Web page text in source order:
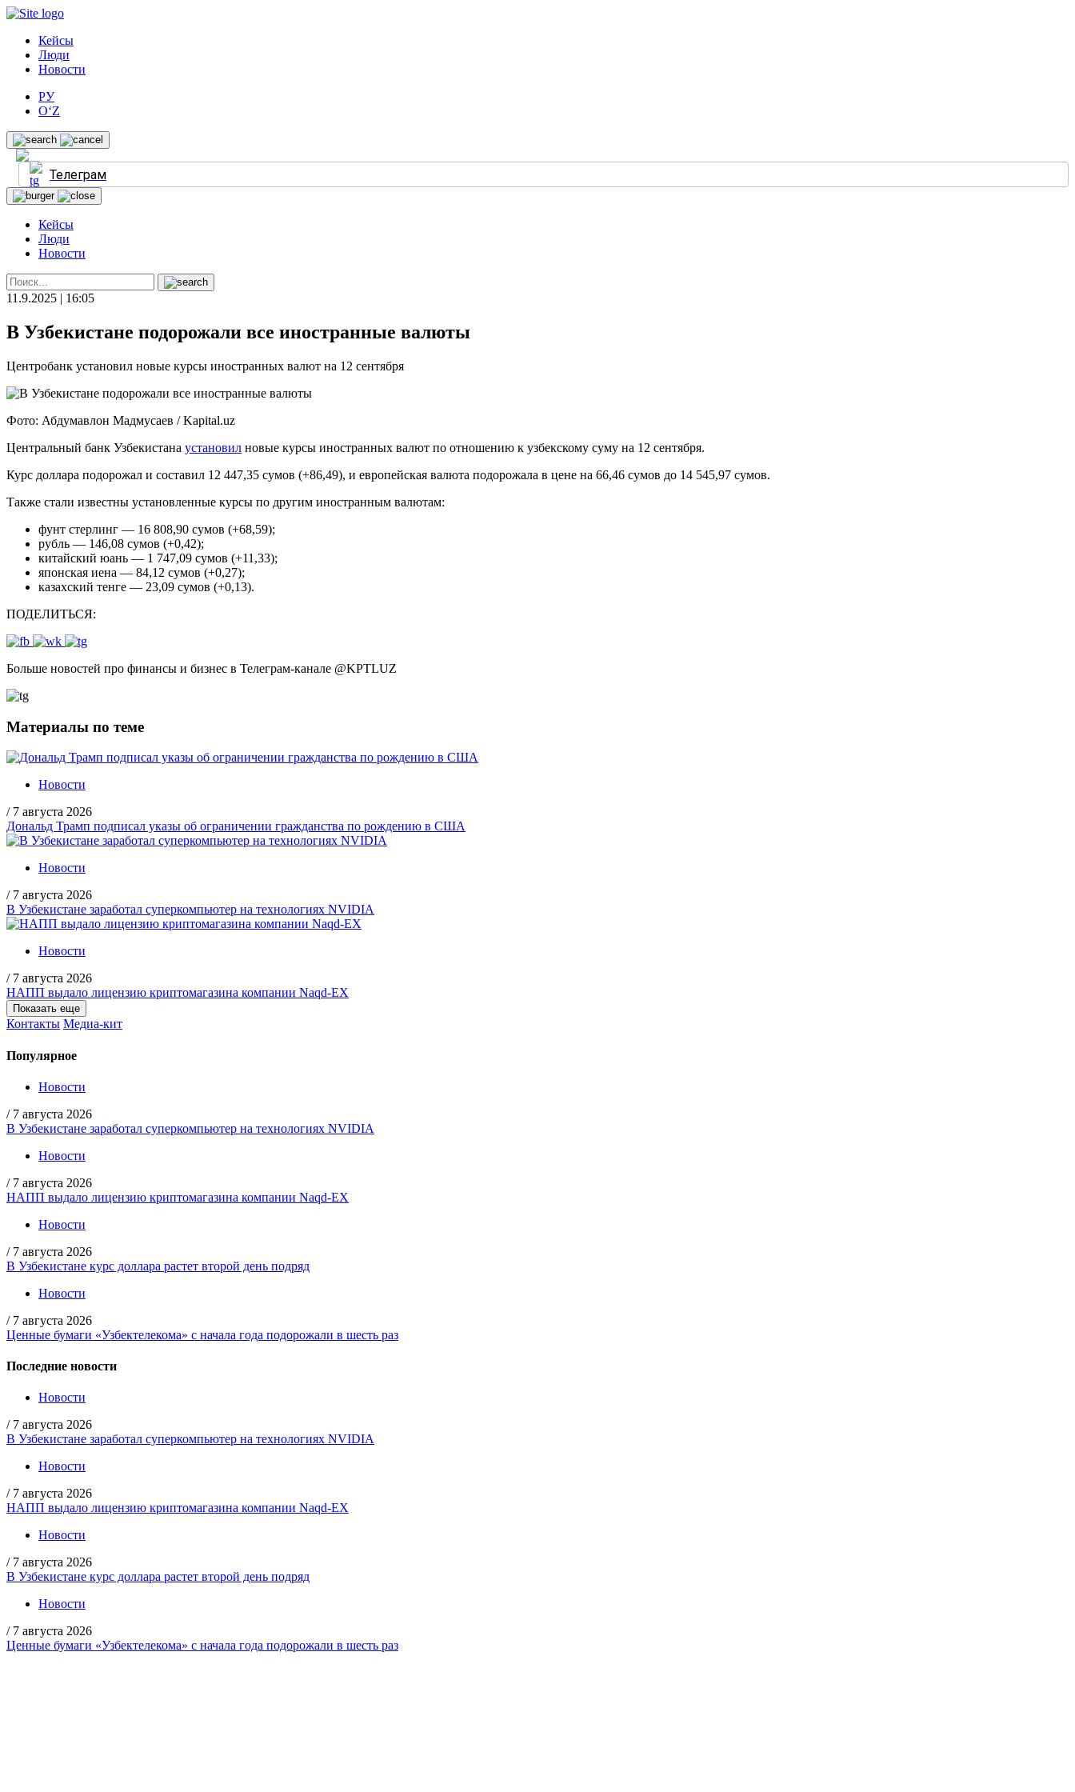
Кейсы
Люди
Новости
РУ
O‘Z
Телеграм
Кейсы
Люди
Новости
11.9.2025 | 16:05
В Узбекистане подорожали все иностранные валюты
Центробанк установил новые курсы иностранных валют на 12 сентября
Фото: Абдумавлон Мадмусаев / Kapital.uz
Центральный банк Узбекистана установил новые курсы иностранных валют по отношению к узбекскому суму на 12 сентября.
Курс доллара подорожал и составил 12 447,35 сумов (+86,49), и европейская валюта подорожала в цене на 66,46 сумов до 14 545,97 сумов.
Также стали известны установленные курсы по другим иностранным валютам:
фунт стерлинг — 16 808,90 сумов (+68,59);
рубль — 146,08 сумов (+0,42);
китайский юань — 1 747,09 сумов (+11,33);
японская иена — 84,12 сумов (+0,27);
казахский тенге — 23,09 сумов (+0,13).
ПОДЕЛИТЬСЯ:
Больше новостей про финансы и бизнес в Телеграм-канале @KPTLUZ
Материалы по теме
Новости
/ 7 августа 2026
Дональд Трамп подписал указы об ограничении гражданства по рождению в США
Новости
/ 7 августа 2026
В Узбекистане заработал суперкомпьютер на технологиях NVIDIA
Новости
/ 7 августа 2026
НАПП выдало лицензию криптомагазина компании Naqd-EX
Показать еще
Контакты Медиа-кит
Популярное
Новости
/ 7 августа 2026
В Узбекистане заработал суперкомпьютер на технологиях NVIDIA
Новости
/ 7 августа 2026
НАПП выдало лицензию криптомагазина компании Naqd-EX
Новости
/ 7 августа 2026
В Узбекистане курс доллара растет второй день подряд
Новости
/ 7 августа 2026
Ценные бумаги «Узбектелекома» с начала года подорожали в шесть раз
Последние новости
Новости
/ 7 августа 2026
В Узбекистане заработал суперкомпьютер на технологиях NVIDIA
Новости
/ 7 августа 2026
НАПП выдало лицензию криптомагазина компании Naqd-EX
Новости
/ 7 августа 2026
В Узбекистане курс доллара растет второй день подряд
Новости
/ 7 августа 2026
Ценные бумаги «Узбектелекома» с начала года подорожали в шесть раз